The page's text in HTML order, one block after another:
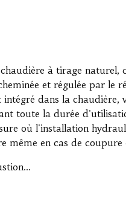
à tirage naturel,
et régulée par le
dans la chaudière,
toute la durée
où l'installation
même en cas de coupure